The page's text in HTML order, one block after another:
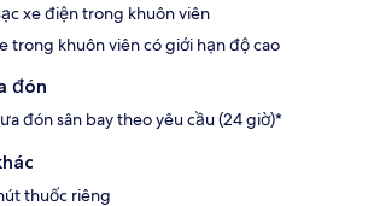
xe điện trong khuôn viên
trong khuôn viên có giới hạn độ cao
đón
đón sân bay theo yêu cầu (24 giờ)*
thuốc riêng